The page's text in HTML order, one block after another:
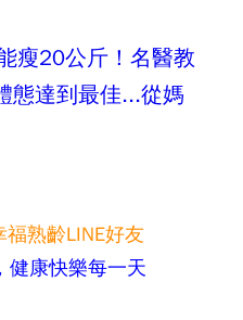
瘦20公斤！名醫教
態達到最佳...從媽
福熟齡LINE好友
健康快樂每一天